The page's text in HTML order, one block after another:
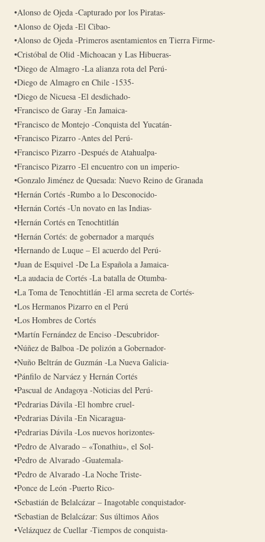
Alonso de Ojeda -Capturado por los Piratas-
Alonso de Ojeda -El Cibao-
Alonso de Ojeda -Primeros asentamientos en Tierra Firme-
Cristóbal de Olid -Michoacan y Las Hibueras-
Diego de Almagro -La alianza rota del Perú-
Diego de Almagro en Chile -1535-
Diego de Nicuesa -El desdichado-
Francisco de Garay -En Jamaica-
Francisco de Montejo -Conquista del Yucatán-
Francisco Pizarro -Antes del Perú-
Francisco Pizarro -Después de Atahualpa-
Francisco Pizarro -El encuentro con un imperio-
Gonzalo Jiménez de Quesada: Nuevo Reino de Granada
Hernán Cortés -Rumbo a lo Desconocido-
Hernán Cortés -Un novato en las Indias-
Hernán Cortés en Tenochtitlán
Hernán Cortés: de gobernador a marqués
Hernando de Luque – El acuerdo del Perú-
Juan de Esquivel -De La Española a Jamaica-
La audacia de Cortés -La batalla de Otumba-
La Toma de Tenochtitlán -El arma secreta de Cortés-
Los Hermanos Pizarro en el Perú
Los Hombres de Cortés
Martín Fernández de Enciso -Descubridor-
Núñez de Balboa -De polizón a Gobernador-
Nuño Beltrán de Guzmán -La Nueva Galicia-
Pánfilo de Narváez y Hernán Cortés
Pascual de Andagoya -Noticias del Perú-
Pedrarias Dávila -El hombre cruel-
Pedrarias Dávila -En Nicaragua-
Pedrarias Dávila -Los nuevos horizontes-
Pedro de Alvarado – «Tonathiu», el Sol-
Pedro de Alvarado -Guatemala-
Pedro de Alvarado -La Noche Triste-
Ponce de León -Puerto Rico-
Sebastián de Belalcázar – Inagotable conquistador-
Sebastian de Belalcázar: Sus últimos Años
Velázquez de Cuellar -Tiempos de conquista-